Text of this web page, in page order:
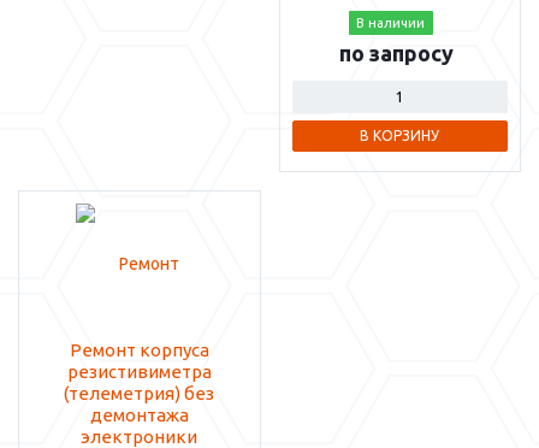
В наличии
по запросу
В КОРЗИНУ
Ремонт корпуса
резистивиметра
(телеметрия) без
демонтажа
электроники